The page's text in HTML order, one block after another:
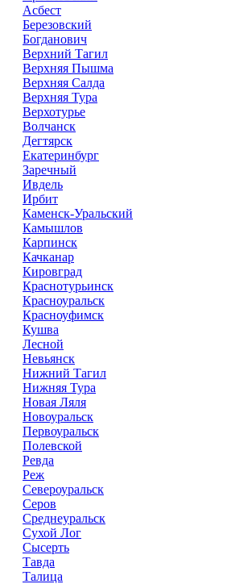
Асбест
Березовский
Богданович
Верхний Тагил
Верхняя Пышма
Верхняя Салда
Верхняя Тура
Верхотурье
Волчанск
Дегтярск
Екатеринбург
Заречный
Ивдель
Ирбит
Каменск-Уральский
Камышлов
Карпинск
Качканар
Кировград
Краснотурьинск
Красноуральск
Красноуфимск
Кушва
Лесной
Невьянск
Нижний Тагил
Нижняя Тура
Новая Ляля
Новоуральск
Первоуральск
Полевской
Ревда
Реж
Североуральск
Серов
Среднеуральск
Сухой Лог
Сысерть
Тавда
Талица